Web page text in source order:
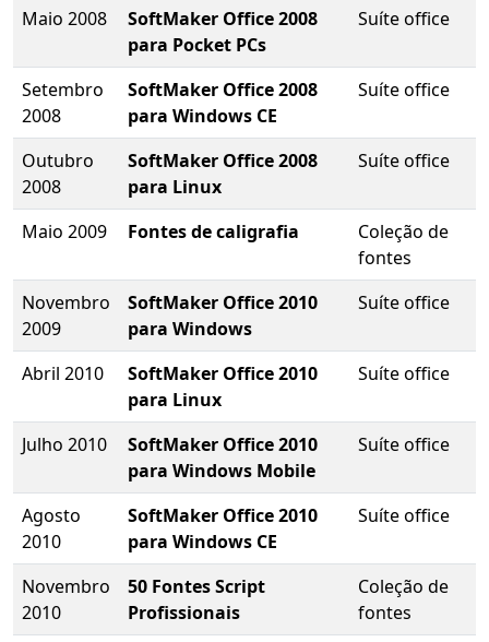
Maio 2008
SoftMaker Office 2008
para Pocket PCs
Suíte office
Setembro
2008
SoftMaker Office 2008
para Windows CE
Suíte office
Outubro
2008
SoftMaker Office 2008
para Linux
Suíte office
Maio 2009 Fontes de caligrafia
Coleção de
fontes
Novembro
2009
SoftMaker Office 2010
para Windows
Suíte office
Abril 2010
SoftMaker Office 2010
para Linux
Suíte office
Julho 2010
SoftMaker Office 2010
para Windows Mobile
Suíte office
Agosto
2010
SoftMaker Office 2010
para Windows CE
Suíte office
Novembro
2010
50 Fontes Script
Profissionais
Coleção de
fontes